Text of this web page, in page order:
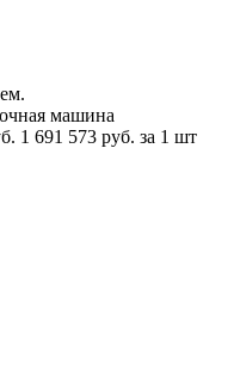
машина
1 691 573 руб. за 1 шт